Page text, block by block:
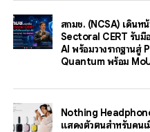
สกมช. (NCSA) เดินหน้
Sectoral CERT รับมื
AI พร้อมวางรากฐานสู่
Quantum พร้อม
Nothing
แสดงตัวตนสำหรับคนเ